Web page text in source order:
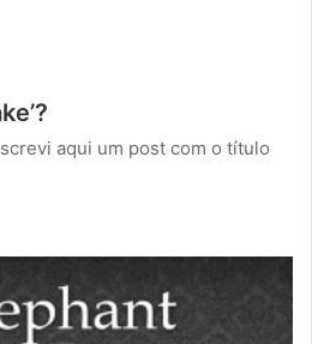
aqui um post com o título